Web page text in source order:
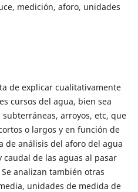
medición, aforo, unidades
de explicar cualitativamente
cursos del agua, bien sea
arroyos, etc, que
o largos y en función de
de análisis del aforo del agua
de las aguas al pasar
analizan también otras
unidades de medida de